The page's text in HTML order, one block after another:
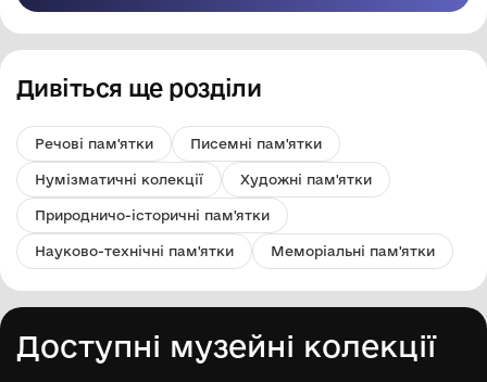
Дивіться ще розділи
Речові пам'ятки Писемні пам'ятки
Нумізматичні колекції Художні пам'ятки
Природничо-історичні пам'ятки
Науково-технічні пам'ятки Меморіальні пам'ятки
Доступні музейні колекції